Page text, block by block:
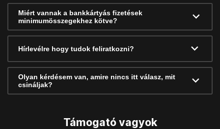
Miért vannak a bankkártyás fizetések
minimumösszegekhez kötve?
Hírlevélre hogy tudok feliratkozni?
Olyan kérdésem van, amire nincs itt válasz, mit
csináljak?
Támogató vagyok